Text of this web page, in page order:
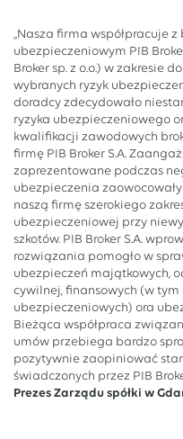
„Nasza firma współpracuje z
ubezpieczeniowym PIB
Broker sp. z o.o.) w zakresie
wybranych ryzyk
doradcy zdecydowało
ryzyka ubezpieczeniowego
kwalifikacji zawodowych
firmę PIB Broker S.A.
zaprezentowane podczas
ubezpieczenia
naszą firmę szerokiego
ubezpieczeniowej przy
szkotów. PIB Broker S.A.
rozwiązania pomogło w
ubezpieczeń majątkowych,
cywilnej, finansowych (w
ubezpieczeniowych) ora
Bieżąca współpraca
umów przebiega bardzo
pozytywnie zaopiniować
świadczonych przez PIB
Prezes Zarządu spółki w